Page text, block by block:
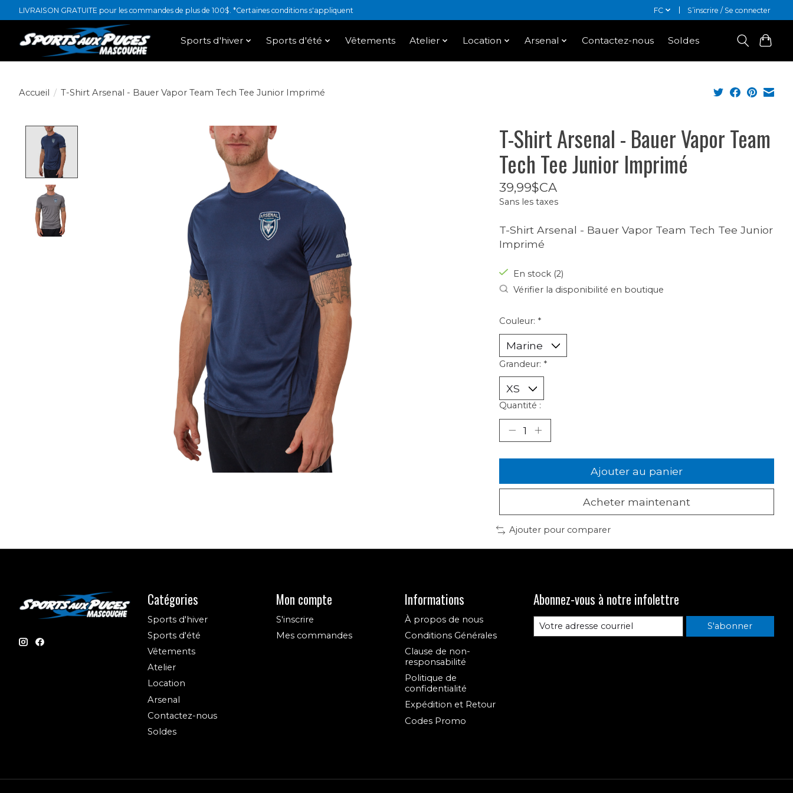
LIVRAISON GRATUITE pour les commandes de plus de 100$. *Certaines conditions s'appliquent FC S’inscrire / Se connecter
Sports d'hiver Sports d'été Vêtements Atelier Location Arsenal Contactez-nous Soldes
Accueil / T-Shirt Arsenal - Bauer Vapor Team Tech Tee Junior Imprimé
Product image slideshow Items T-Shirt Arsenal - Bauer Vapor Team
Tech Tee Junior Imprimé
39,99$CA
Sans les taxes
T-Shirt Arsenal - Bauer Vapor Team Tech Tee Junior
Imprimé
En stock (2)
Vérifier la disponibilité en boutique
Couleur: *
Grandeur: *
Quantité :
Ajouter au panier
Acheter maintenant
Ajouter pour comparer
Catégories
Sports d'hiver
Sports d'été
Vêtements
Atelier
Location
Arsenal
Contactez-nous
Soldes
Mon compte
S'inscrire
Mes commandes
Informations
À propos de nous
Conditions Générales
Clause de non-
responsabilité
Politique de
confidentialité
Expédition et Retour
Codes Promo
Abonnez-vous à notre infolettre
S'abonner